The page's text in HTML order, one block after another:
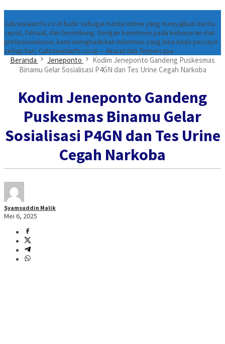
Cakrawalainfo.co.id hadir sebagai media online yang menyajikan berita
cepat, faktual, dan berimbang. Dengan komitmen pada kebenaran dan
profesionalisme, kami menghadirkan informasi yang bisa Anda percaya
setiap hari. Cakrawalainfo.co.id — Akurat dan Terpercaya.
Beranda Jeneponto
Kodim Jeneponto Gandeng Puskesmas
Binamu Gelar Sosialisasi P4GN dan Tes Urine Cegah Narkoba
Kodim Jeneponto Gandeng
Puskesmas Binamu Gelar
Sosialisasi P4GN dan Tes Urine
Cegah Narkoba
Syamsuddin Malik
Mei 6, 2025